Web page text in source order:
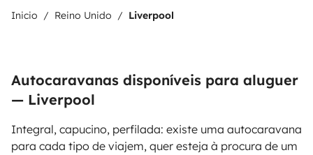
Inicio Reino Unido Liverpool
Autocaravanas disponíveis para aluguer
— Liverpool
Integral, capucino, perfilada: existe uma autocaravana
para cada tipo de viajem, quer esteja à procura de um